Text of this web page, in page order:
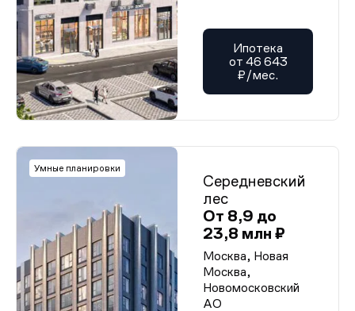
Ипотека
от 46 643
₽/мес.
Умные планировки
Середневский
лес
От 8,9 до
23,8 млн ₽
Москва, Новая
Москва,
Новомосковский
АО